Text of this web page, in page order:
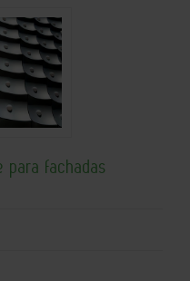
para fachadas